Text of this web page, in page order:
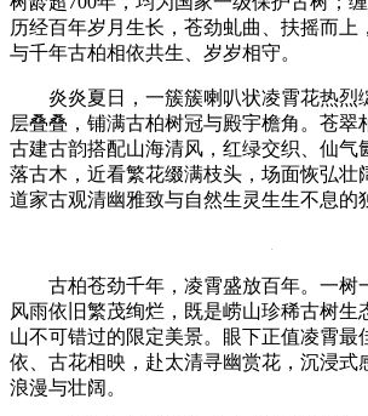
据了解，太清宫三清殿、三皇殿内，
侧柏凌霄、汉柏凌霄，主干汉柏距今已有
树龄超700年，均为国家一级保护古树；
历经百年岁月生长，苍劲虬曲、扶摇而上